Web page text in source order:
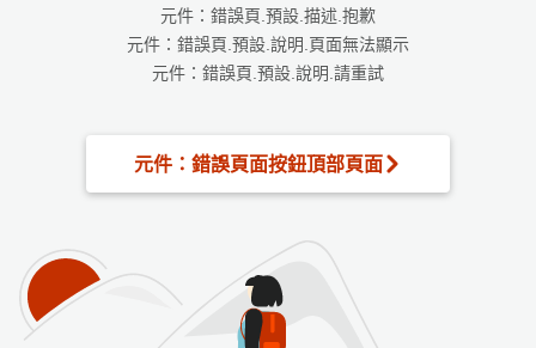
元件：錯誤頁.預設.描述.抱歉
元件：錯誤頁.預設.說明.頁面無法顯示
元件：錯誤頁.預設.說明.請重試
元件：錯誤頁面按鈕頂部頁面